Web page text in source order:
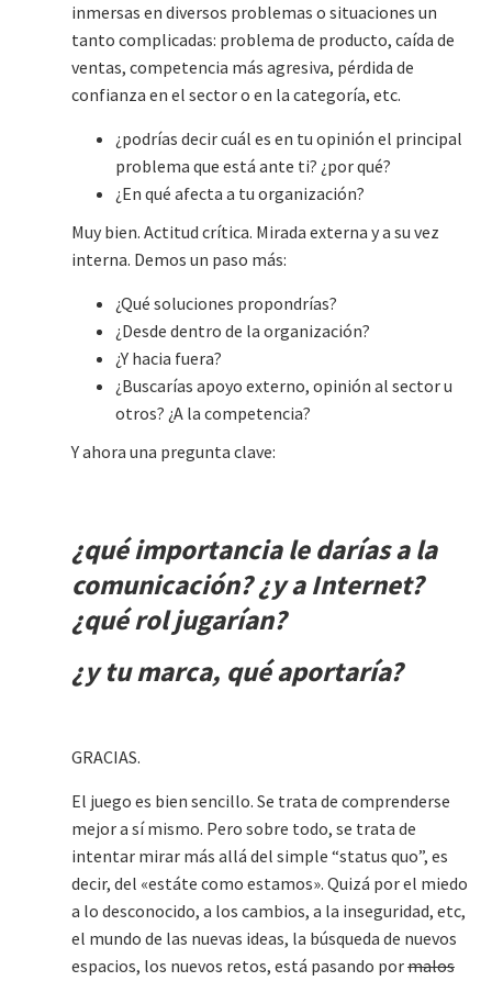
inmersas en diversos problemas o situaciones un
tanto complicadas: problema de producto, caída de
ventas, competencia más agresiva, pérdida de
confianza en el sector o en la categoría, etc.
¿podrías decir cuál es en tu opinión el principal
problema que está ante ti? ¿por qué?
¿En qué afecta a tu organización?
Muy bien. Actitud crítica. Mirada externa y a su vez
interna. Demos un paso más:
¿Qué soluciones propondrías?
¿Desde dentro de la organización?
¿Y hacia fuera?
¿Buscarías apoyo externo, opinión al sector u
otros? ¿A la competencia?
Y ahora una pregunta clave:
¿qué importancia le darías a la
comunicación? ¿y a Internet?
¿qué rol jugarían?
¿y tu marca, qué aportaría?
GRACIAS.
El juego es bien sencillo. Se trata de comprenderse
mejor a sí mismo. Pero sobre todo, se trata de
intentar mirar más allá del simple “status quo”, es
decir, del «estáte como estamos». Quizá por el miedo
a lo desconocido, a los cambios, a la inseguridad, etc,
el mundo de las nuevas ideas, la búsqueda de nuevos
espacios, los nuevos retos, está pasando pormalos